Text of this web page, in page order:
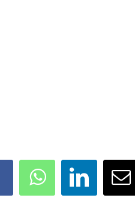
WhatsApp LinkedIn
E-